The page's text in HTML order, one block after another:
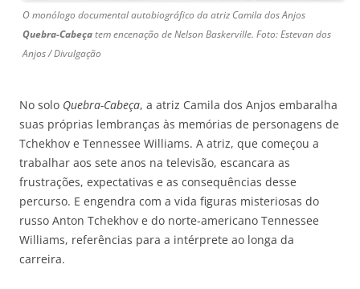
O monólogo documental autobiográfico da atriz Camila dos Anjos
Quebra-Cabeçatem encenação de Nelson Baskerville. Foto: Estevan dos
Anjos / Divulgação
No solo Quebra-Cabeça, a atriz Camila dos Anjos embaralha
suas próprias lembranças às memórias de personagens de
Tchekhov e Tennessee Williams. A atriz, que começou a
trabalhar aos sete anos na televisão, escancara as
frustrações, expectativas e as consequências desse
percurso. E engendra com a vida figuras misteriosas do
russo Anton Tchekhov e do norte-americano Tennessee
Williams, referências para a intérprete ao longa da
carreira.